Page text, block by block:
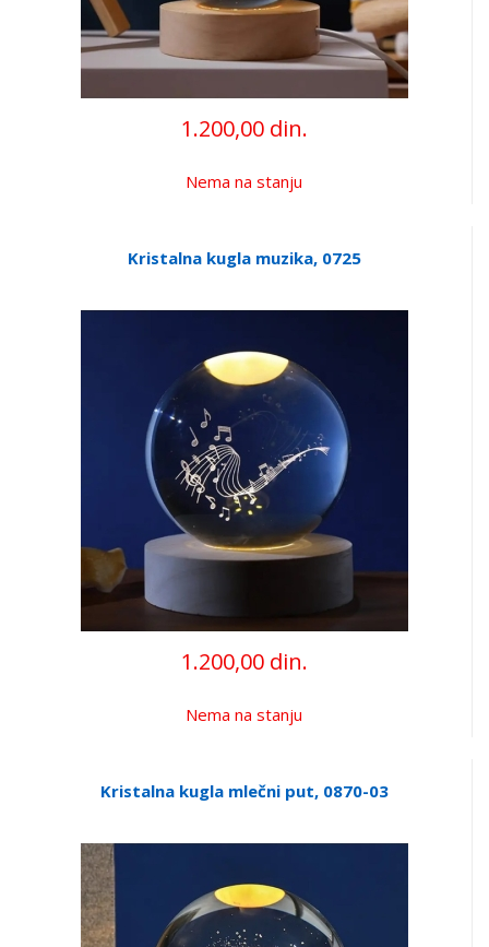
1.200,00 din.
Nema na stanju
Kristalna kugla muzika, 0725
1.200,00 din.
Nema na stanju
Kristalna kugla mlečni put, 0870-03